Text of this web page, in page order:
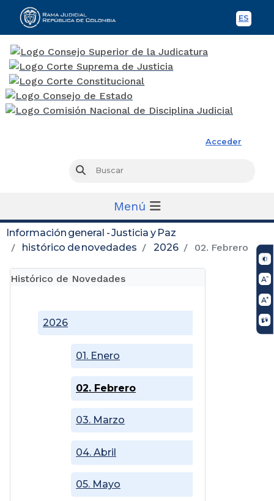
ES
Acceder
Buscar
Menú
Información general - Justicia y Paz
histórico de novedades
2026 02. Febrero
Histórico de Novedades
2026
01. Enero
02. Febrero
03. Marzo
04. Abril
05. Mayo